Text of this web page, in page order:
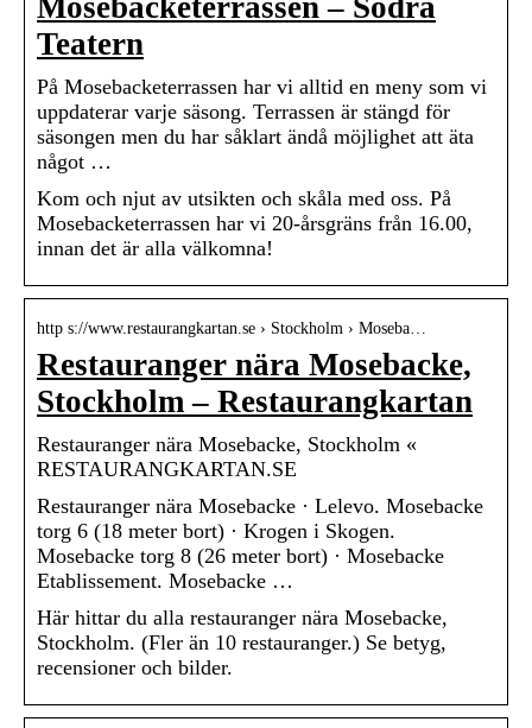
Mosebacketerrassen – Södra
Teatern
På Mosebacketerrassen har vi alltid en meny som vi
uppdaterar varje säsong. Terrassen är stängd för
säsongen men du har såklart ändå möjlighet att äta
något …
Kom och njut av utsikten och skåla med oss. På
Mosebacketerrassen har vi 20-årsgräns från 16.00,
innan det är alla välkomna!
http s://www.restaurangkartan.se › Stockholm › Moseba…
Restauranger nära Mosebacke,
Stockholm – Restaurangkartan
Restauranger nära Mosebacke, Stockholm «
RESTAURANGKARTAN.SE
Restauranger nära Mosebacke · Lelevo. Mosebacke
torg 6 (18 meter bort) · Krogen i Skogen.
Mosebacke torg 8 (26 meter bort) · Mosebacke
Etablissement. Mosebacke …
Här hittar du alla restauranger nära Mosebacke,
Stockholm. (Fler än 10 restauranger.) Se betyg,
recensioner och bilder.